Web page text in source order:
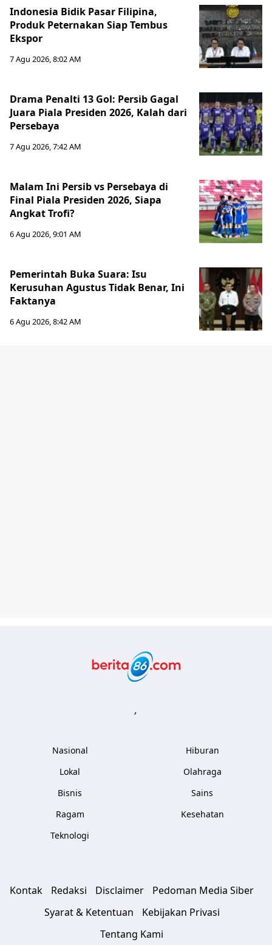
Indonesia Bidik Pasar Filipina,
Produk Peternakan Siap Tembus
Ekspor
7 Agu 2026, 8:02 AM
Drama Penalti 13 Gol: Persib Gagal
Juara Piala Presiden 2026, Kalah dari
Persebaya
7 Agu 2026, 7:42 AM
Malam Ini Persib vs Persebaya di
Final Piala Presiden 2026, Siapa
Angkat Trofi?
6 Agu 2026, 9:01 AM
Pemerintah Buka Suara: Isu
Kerusuhan Agustus Tidak Benar, Ini
Faktanya
6 Agu 2026, 8:42 AM
,
Nasional
Lokal
Bisnis
Ragam
Teknologi
Hiburan
Olahraga
Sains
Kesehatan
Kontak Redaksi Disclaimer
Pedoman Media Siber
Syarat & Ketentuan
Kebijakan Privasi
Tentang Kami